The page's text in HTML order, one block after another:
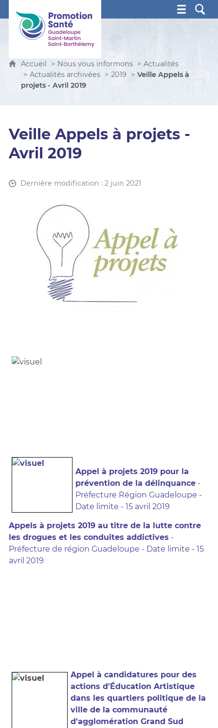
Promotion Santé Guadeloupe, Saint-Martin, Saint
Accueil Nous vous informons
Actualités
Actualités archivées
2019
Veille Appels à
projets - Avril 2019
Veille Appels à projets -
Avril 2019
Dernière modification : 2 juin 2021
Appel à projets 2019 pour la
prévention de la délinquance-
Préfecture Région Guadeloupe -
Date limite - 15 avril 2019
Appels à projets 2019 au titre de la lutte contre
les drogues et les conduites addictives -
Préfecture de région Guadeloupe - Date limite - 15
avril 2019
Appel à candidatures pour des
actions d'Éducation Artistique
dans les quartiers politique de la
ville de la communauté
d'agglomération Grand Sud